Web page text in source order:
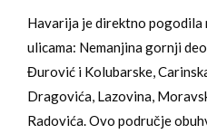
Havarija je direktno pogodila
ulicama: Nemanjina gornji
Đurović i Kolubarske,
Dragovića, Lazovina,
Radovića. Ovo područje